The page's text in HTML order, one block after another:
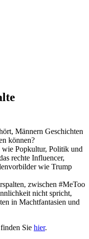
Männern Geschichten
können?
wie Popkultur, Politik und
rechte Influencer,
wie Trump
zwischen #MeToo
nicht spricht,
in Machtfantasien und
Sie hier.